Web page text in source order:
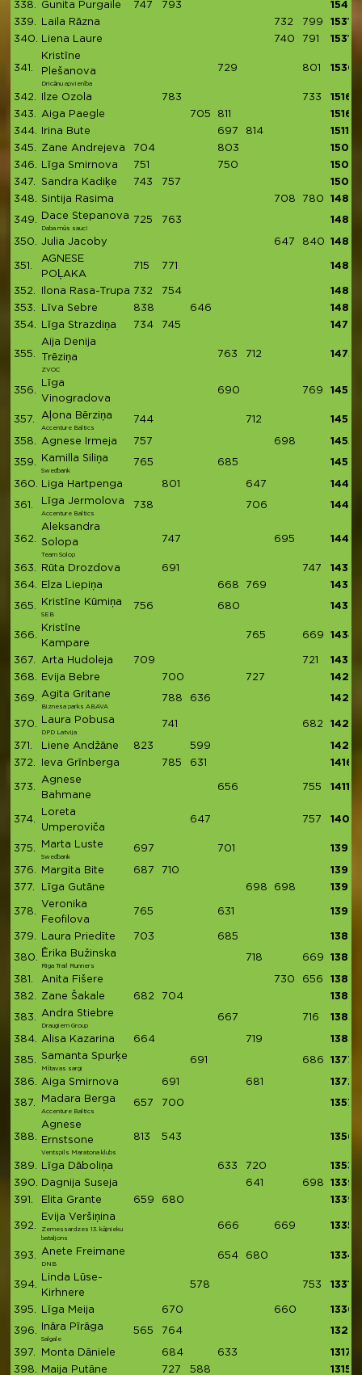
338. Gunita Purgaile 747 793
1540
339.
Laila Rāzna 732 799
1531
340.
Liena Laure 740 791 1531
341.
Kristīne
Plešanova
Dricānu apvienība
729 801 1530
342. Ilze Ozola 783 733
1516
343.
Aiga Paegle 705 811
1516
344.
Irina Bute 697 814
1511
345.
Zane Andrejeva 704 803
1507
346.
Līga Smirnova 751 750
1501
347.
Sandra Kadiķe 743 757
1500
348.
Sintija Rasima 708 780 1488
349. Dace Stepanova
Daba mūs sauc!
725 763 1488
350. Julia Jacoby 647 840 1487
351.
AGNESE
POĻAKA
715 771 1486
352. Ilona Rasa-Trupa 732 754
1486
353.
Līva Sebre 838 646
1484
354.
Līga Strazdiņa 734 745 1479
355.
Aija Denija
Trēziņa
ZVOC
763 712 1475
356.
Līga
Vinogradova
690 769 1459
357. Aļona Bērziņa
Accenture Baltics
744 712 1456
358. Agnese Irmeja 757 698 1455
359. Kamilla Siliņa
Swedbank
765 685 1450
360. Liga Hartpenga 801 647 1448
361. Līga Jermolova
Accenture Baltics
738 706 1444
362.
Aleksandra
Solopa
Team Solop
747 695 1442
363. Rūta Drozdova 691 747
1438
364.
Elza Liepiņa 668 769 1437
365. Kristīne Kūmiņa
SEB
756 680 1436
366.
Kristīne
Kampare
765 669 1434
367. Arta Hudoleja 709 721
1430
368.
Evija Bebre 700 727 1427
369. Agita Gritane
Biznesa parks ABAVA
788 636 1424
370. Laura Pobusa
DPD Latvija
741 682 1423
371. Liene Andžāne 823 599
1422
372.
Ieva Grīnberga 785 631 1416
373.
Agnese
Bahmane
656 755 1411
374.
Loreta
Umperoviča
647 757 1404
375. Marta Luste
Swedbank
697 701 1398
376. Margita Bite 687 710
1397
377.
Līga Gutāne 698 698 1396
378.
Veronika
Feofilova
765 631 1396
379. Laura Priedīte 703 685 1388
380. Ērika Bužinska
Riga Trail Runners
718 669 1387
381. Anita Fišere 730 656
1386
382.
Zane Šakale 682 704 1386
383. Andra Stiebre
Draugiem Group
667 716 1383
384. Alisa Kazarina 664 719 1383
385. Samanta Spurķe
Mītavas sargi
691 686 1377
386. Aiga Smirnova 691 681 1372
387. Madara Berga
Accenture Baltics
657 700 1357
388.
Agnese
Ernstsone
Ventspils Maratona klubs
813 543 1356
389. Līga Dāboliņa 633 720
1353
390.
Dagnija Suseja 641 698
1339
391.
Elita Grante 659 680 1339
392.
Evija Veršiņina
Zemessardzes 13. kājnieku
bataljons
666 669 1335
393. Anete Freimane
DNB
654 680 1334
394.
Linda Lūse-
Kirhnere
578 753 1331
395. Līga Meija 670 660 1330
396. Ināra Pīrāga
Salgale
565 764 1329
397. Monta Dāniele 684 633
1317
398.
Maija Putāne 727 588
1315